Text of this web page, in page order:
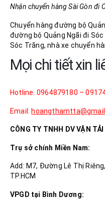
Nhận chuyển hàng Sài Gòn đi
Chuyển hàng đường bộ
đường bộ Quảng Ngãi đi
Sóc Trăng, nhà xe chuyển
Mọi chi tiết xin
Hotline: 0964879180 –
Email:
CÔNG TY TNHH DV VẬN TẢI
Trụ sở chính Miền Nam:
Add: M7, Đường Lê Thị
TP.HCM
VPGD tại Bình Dương: